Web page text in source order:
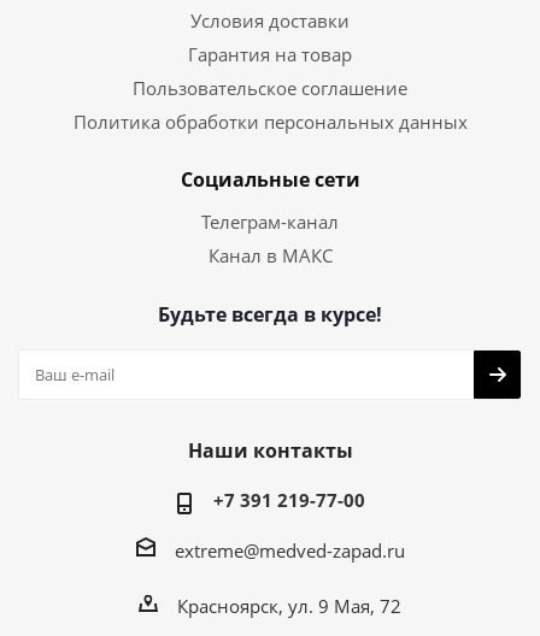
Условия доставки
Гарантия на товар
Пользовательское соглашение
Политика обработки персональных данных
Социальные сети
Телеграм-канал
Канал в МАКС
Будьте всегда в курсе!
Наши контакты
+7 391 219-77-00
extreme@medved-zapad.ru
Красноярск, ул. 9 Мая, 72